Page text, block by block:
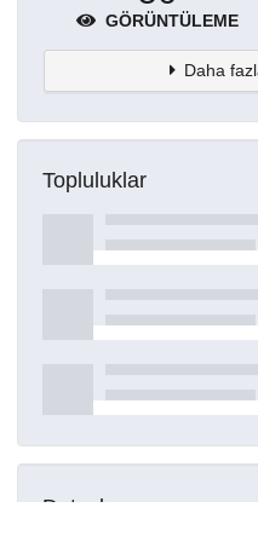
GÖRÜNTÜLEME
Daha
Topluluklar
Detaylar